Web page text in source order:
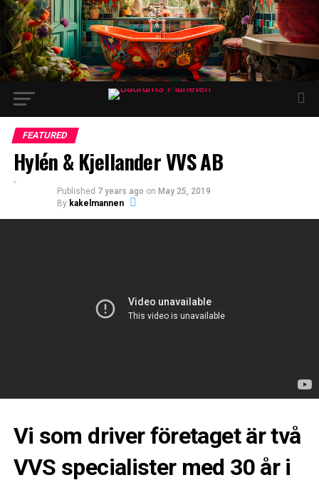
FEATURED
Hylén & Kjellander VVS AB
Published 7 years ago on May 25, 2019
By kakelmannen
Vi som driver företaget är två
VVS specialister med 30 år i